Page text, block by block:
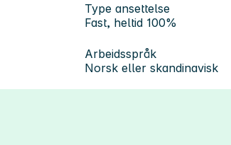
Type ansettelse
Fast, heltid 100%
Arbeidsspråk
Norsk eller skandinavisk